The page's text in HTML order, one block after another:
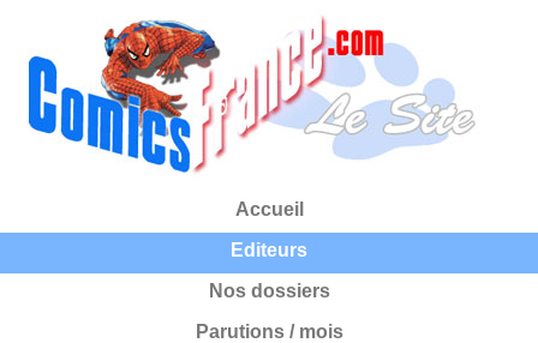
Accueil
Editeurs
Nos dossiers
Parutions / mois